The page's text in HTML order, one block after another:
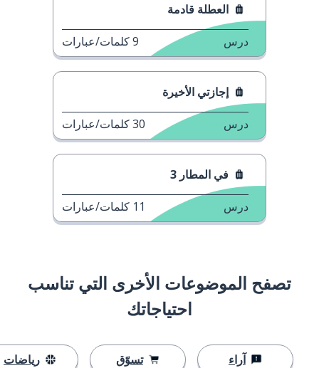
العطلة قادمة
درس 9كلمات/عبارات
إجازتي الأخيرة
درس 30كلمات/عبارات
في المطار 3
درس 11 كلمات/عبارات
تصفح الموضوعات الأخرى التي تناسب
احتياجاتك
آراء تسوّق رياضات